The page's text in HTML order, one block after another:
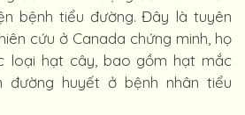
bệnh tiểu đường. Đây là tuyên
cứu ở Canada chứng minh, họ
loại hạt cây, bao gồm hạt mắc
huyết ở bệnh nhân tiểu